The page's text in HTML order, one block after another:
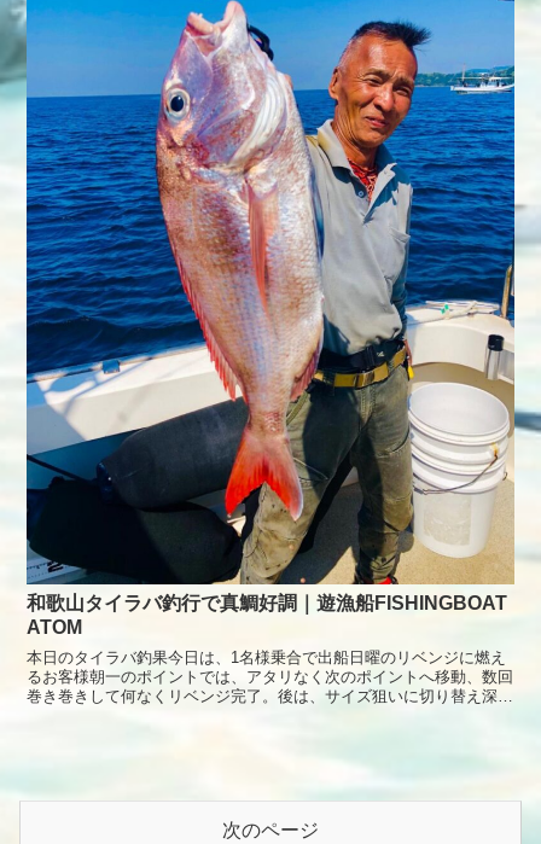
和歌山タイラバ釣行で真鯛好調｜遊漁船FISHINGBOAT
ATOM
本日のタイラバ釣果今日は、1名様乗合で出船日曜のリベンジに燃え
るお客様朝一のポイントでは、アタリなく次のポイントへ移動、数回
巻き巻きして何なくリベンジ完了。後は、サイズ狙いに切り替え深場
次のページ